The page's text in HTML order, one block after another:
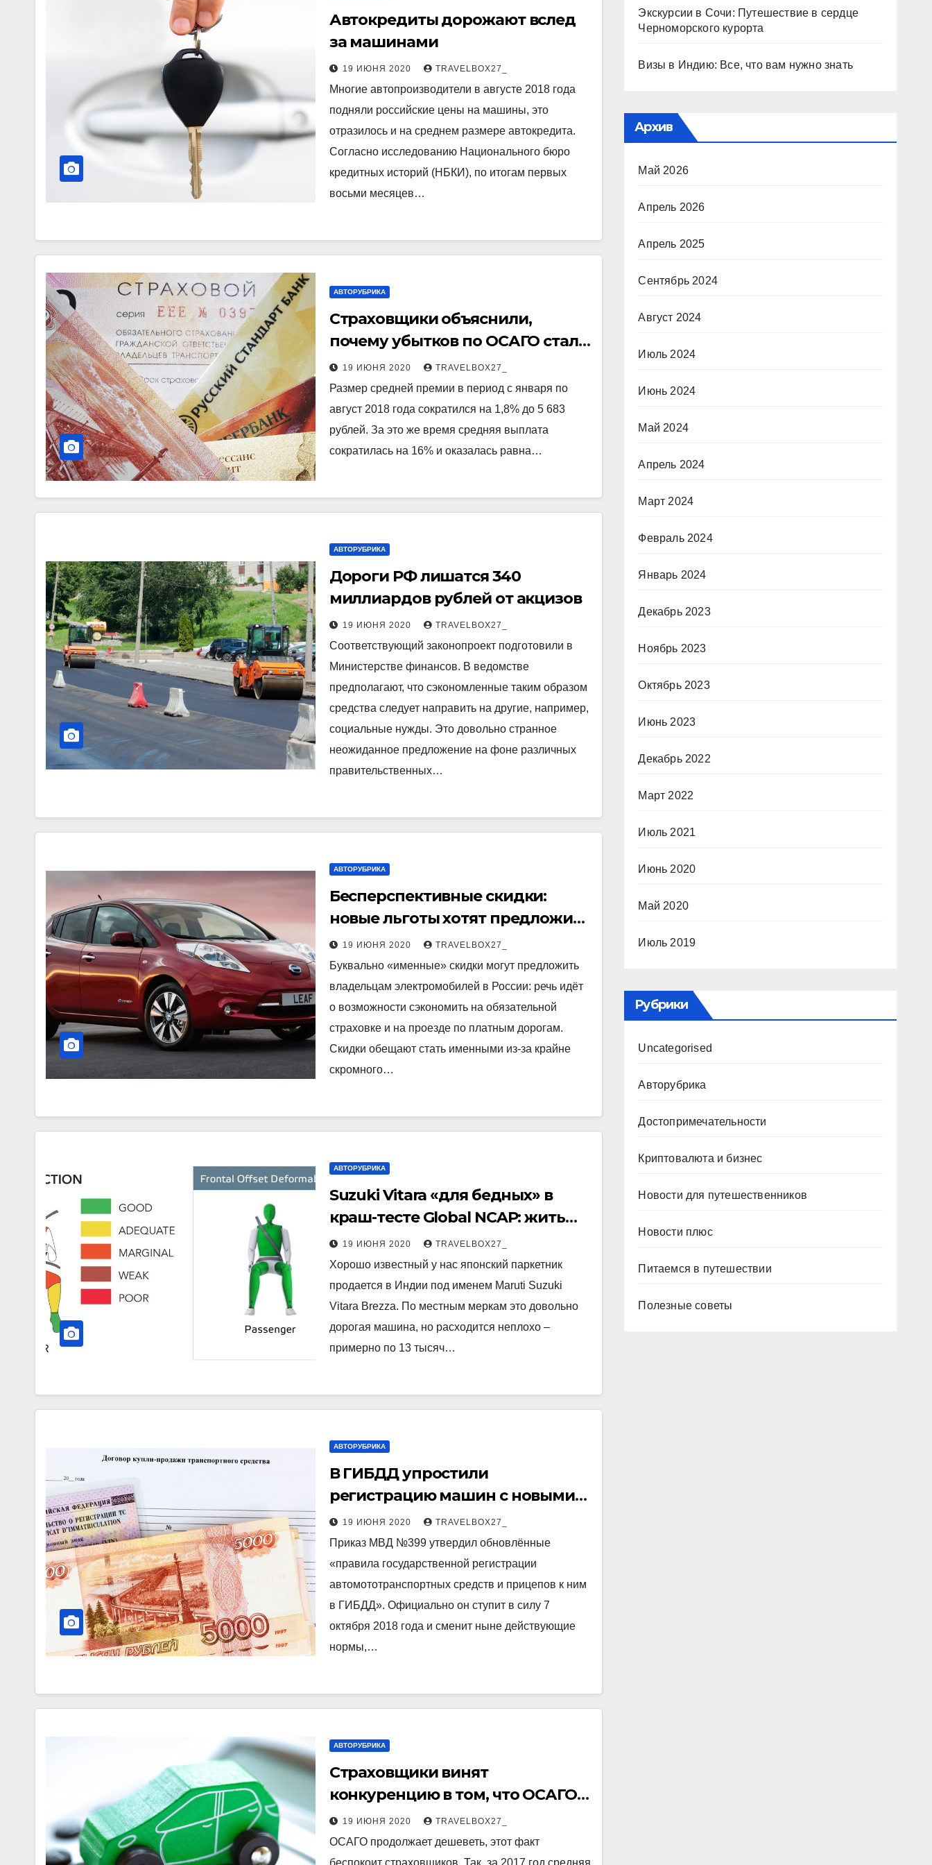
Автокредиты дорожают вслед
за машинами
19 ИЮНЯ 2020 TRAVELBOX27_
Многие автопроизводители в августе 2018 года
подняли российские цены на машины, это
отразилось и на среднем размере автокредита.
Согласно исследованию Национального бюро
кредитных историй (НБКИ), по итогам первых
восьми месяцев…
АВТОРУБРИКА
Страховщики объяснили,
почему убытков по ОСАГО стало
меньше
19 ИЮНЯ 2020 TRAVELBOX27_
Размер средней премии в период с января по
август 2018 года сократился на 1,8% до 5 683
рублей. За это же время средняя выплата
сократилась на 16% и оказалась равна…
АВТОРУБРИКА
Дороги РФ лишатся 340
миллиардов рублей от акцизов
19 ИЮНЯ 2020 TRAVELBOX27_
Соответствующий законопроект подготовили в
Министерстве финансов. В ведомстве
предполагают, что сэкономленные таким образом
средства следует направить на другие, например,
социальные нужды. Это довольно странное
неожиданное предложение на фоне различных
правительственных…
АВТОРУБРИКА
Бесперспективные скидки:
новые льготы хотят предложить
владельцам электромобилей
19 ИЮНЯ 2020 TRAVELBOX27_
Буквально «именные» скидки могут предложить
владельцам электромобилей в России: речь идёт
о возможности сэкономить на обязательной
страховке и на проезде по платным дорогам.
Скидки обещают стать именными из-за крайне
скромного…
АВТОРУБРИКА
Suzuki Vitara «для бедных» в
краш-тесте Global NCAP: жить
можно!
19 ИЮНЯ 2020 TRAVELBOX27_
Хорошо известный у нас японский паркетник
продается в Индии под именем Maruti Suzuki
Vitara Brezza. По местным меркам это довольно
дорогая машина, но расходится неплохо –
примерно по 13 тысяч…
АВТОРУБРИКА
В ГИБДД упростили
регистрацию машин с новыми
двигателями
19 ИЮНЯ 2020 TRAVELBOX27_
Приказ МВД №399 утвердил обновлённые
«правила государственной регистрации
автомототранспортных средств и прицепов к ним
в ГИБДД». Официально он ступит в силу 7
октября 2018 года и сменит ныне действующие
нормы,…
АВТОРУБРИКА
Страховщики винят
конкуренцию в том, что ОСАГО
подешевело
19 ИЮНЯ 2020 TRAVELBOX27_
ОСАГО продолжает дешеветь, этот факт
беспокоит страховщиков. Так, за 2017 год средняя
Экскурсии в Сочи: Путешествие в сердце
Черноморского курорта
Визы в Индию: Все, что вам нужно знать
Архив
Май 2026
Апрель 2026
Апрель 2025
Сентябрь 2024
Август 2024
Июль 2024
Июнь 2024
Май 2024
Апрель 2024
Март 2024
Февраль 2024
Январь 2024
Декабрь 2023
Ноябрь 2023
Октябрь 2023
Июнь 2023
Декабрь 2022
Март 2022
Июль 2021
Июнь 2020
Май 2020
Июль 2019
Рубрики
Uncategorised
Авторубрика
Достопримечательности
Криптовалюта и бизнес
Новости для путешественников
Новости плюс
Питаемся в путешествии
Полезные советы